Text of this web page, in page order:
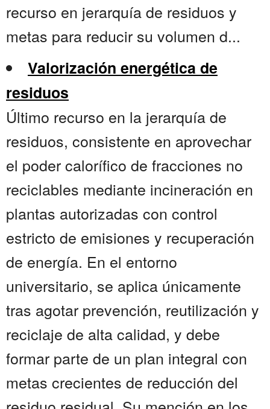
recurso en jerarquía de residuos y
metas para reducir su volumen d...
Valorización energética de
residuos
Último recurso en la jerarquía de
residuos, consistente en aprovechar
el poder calorífico de fracciones no
reciclables mediante incineración en
plantas autorizadas con control
estricto de emisiones y recuperación
de energía. En el entorno
universitario, se aplica únicamente
tras agotar prevención, reutilización y
reciclaje de alta calidad, y debe
formar parte de un plan integral con
metas crecientes de reducción del